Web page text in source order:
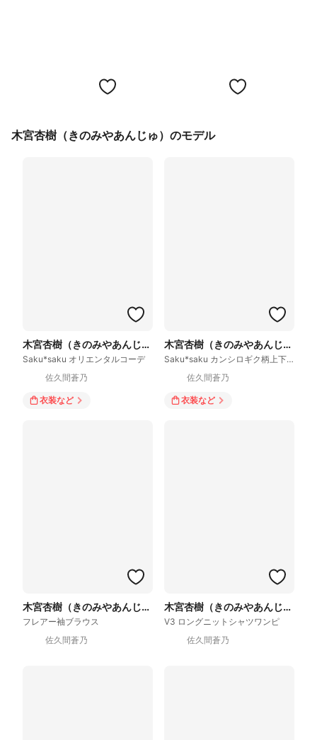
木宮杏樹（きのみやあんじゅ）のモデル
木宮杏樹（きのみやあんじゅ）
Saku*saku オリエンタルコーデ
佐久間蒼乃
衣装など
木宮杏樹（きのみやあんじゅ）
Saku*saku カンシロギク柄上下コーデセット
佐久間蒼乃
衣装など
木宮杏樹（きのみやあんじゅ）
フレアー袖ブラウス
佐久間蒼乃
木宮杏樹（きのみやあんじゅ）
V3 ロングニットシャツワンピ
佐久間蒼乃